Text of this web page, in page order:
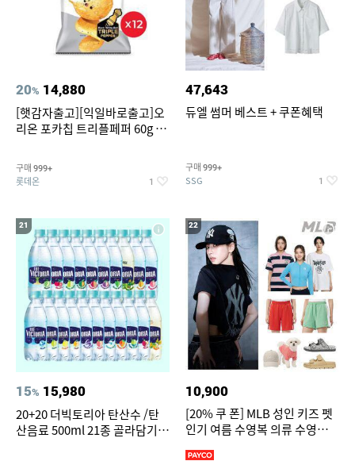
20% 14,880
[햇감자출고][익일바로출고]오
리온 포카칩 트리플페퍼 60g 12
구매 999+
롯데온 1
47,643
듀엘 썸머 베스트 + 쿠폰혜택
구매 999+
SSG 1
21
15% 15,980
20+20 더빅토리아 탄산수 /탄
산음료 500ml 21종 골라담기
22
10,900
[20% 쿠 폰] MLB 성인 키즈 펫
인기 여름 수영복 의류 수영복